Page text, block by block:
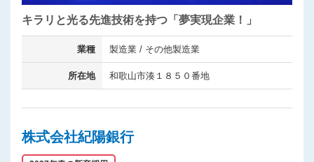
キラリと光る先進技術を持つ「夢実現企業！」
業種 製造業 / その他製造業
所在地 和歌山市湊１８５０番地
株式会社紀陽銀行